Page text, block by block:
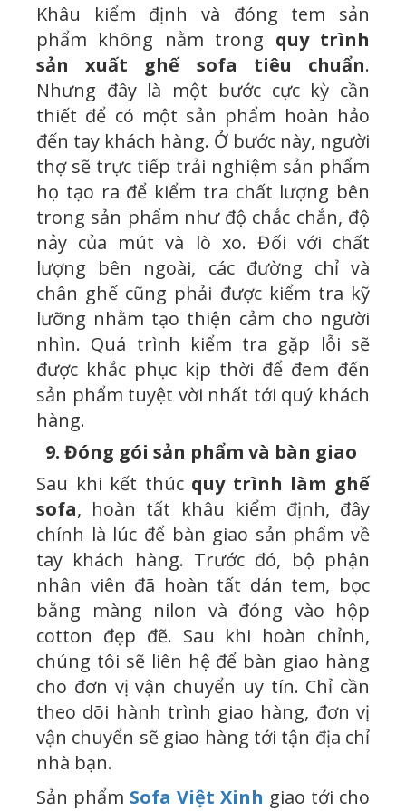
Khâu kiểm định và đóng tem sản
phẩm không nằm trong quy trình
sản xuất ghế sofa tiêu chuẩn.
Nhưng đây là một bước cực kỳ cần
thiết để có một sản phẩm hoàn hảo
đến tay khách hàng. Ở bước này, người
thợ sẽ trực tiếp trải nghiệm sản phẩm
họ tạo ra để kiểm tra chất lượng bên
trong sản phẩm như độ chắc chắn, độ
nảy của mút và lò xo. Đối với chất
lượng bên ngoài, các đường chỉ và
chân ghế cũng phải được kiểm tra kỹ
lưỡng nhằm tạo thiện cảm cho người
nhìn. Quá trình kiểm tra gặp lỗi sẽ
được khắc phục kịp thời để đem đến
sản phẩm tuyệt vời nhất tới quý khách
hàng.
9. Đóng gói sản phẩm và bàn giao
Sau khi kết thúc quy trình làm ghế
sofa, hoàn tất khâu kiểm định, đây
chính là lúc để bàn giao sản phẩm về
tay khách hàng. Trước đó, bộ phận
nhân viên đã hoàn tất dán tem, bọc
bằng màng nilon và đóng vào hộp
cotton đẹp đẽ. Sau khi hoàn chỉnh,
chúng tôi sẽ liên hệ để bàn giao hàng
cho đơn vị vận chuyển uy tín. Chỉ cần
theo dõi hành trình giao hàng, đơn vị
vận chuyển sẽ giao hàng tới tận địa chỉ
nhà bạn.
Sản phẩm Sofa Việt Xinh giao tới cho